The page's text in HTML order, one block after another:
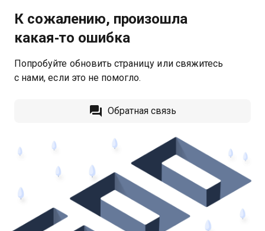
К сожалению, произошла
какая‑то ошибка
Попробуйте обновить страницу или свяжитесь
с нами, если это не помогло.
Обратная связь